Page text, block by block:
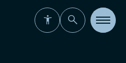
Ouvrir
la